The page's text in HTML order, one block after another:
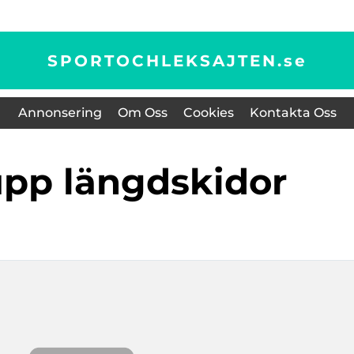
SPORTOCHLEKSAJTEN.se
Annonsering Om Oss Cookies Kontakta Oss
längdskidor